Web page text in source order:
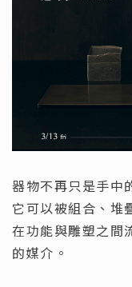
器物不再只是手中
它可以被組合、堆
在功能與雕塑之間
的媒介。